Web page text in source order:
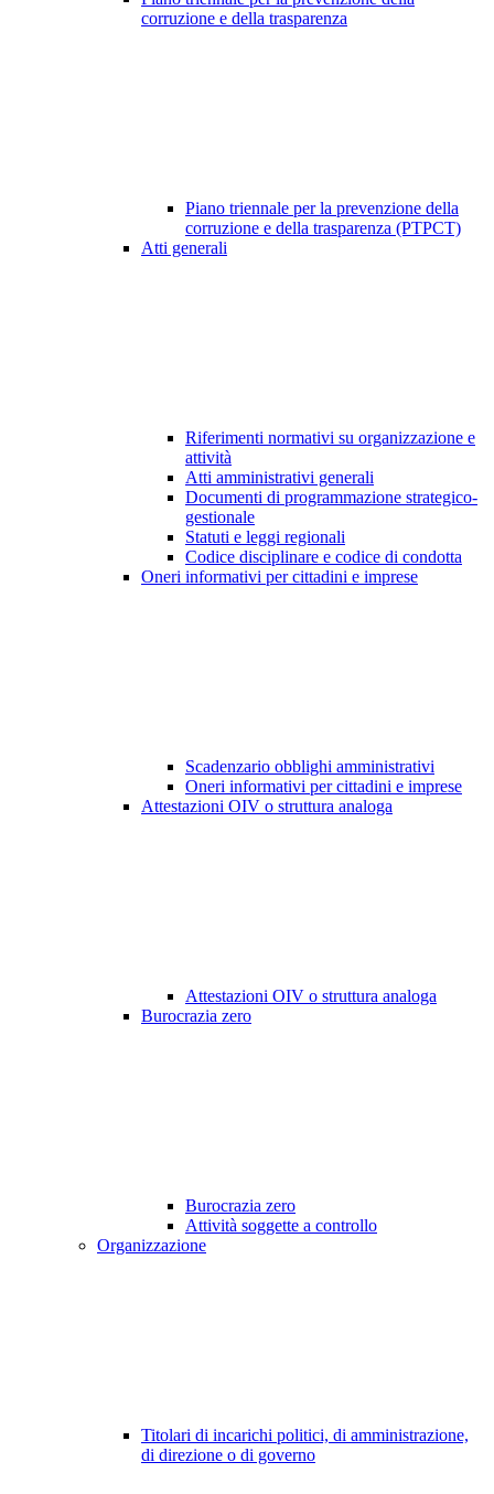
corruzione e della trasparenza
Piano triennale per la prevenzione della
corruzione e della trasparenza (PTPCT)
Atti generali
Riferimenti normativi su organizzazione e
attività
Atti amministrativi generali
Documenti di programmazione strategico-
gestionale
Statuti e leggi regionali
Codice disciplinare e codice di condotta
Oneri informativi per cittadini e imprese
Scadenzario obblighi amministrativi
Oneri informativi per cittadini e imprese
Attestazioni OIV o struttura analoga
Attestazioni OIV o struttura analoga
Burocrazia zero
Burocrazia zero
Attività soggette a controllo
Organizzazione
Titolari di incarichi politici, di amministrazione,
di direzione o di governo